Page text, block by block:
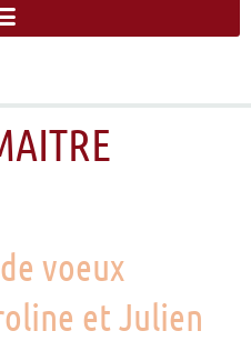
voeux
et Julien